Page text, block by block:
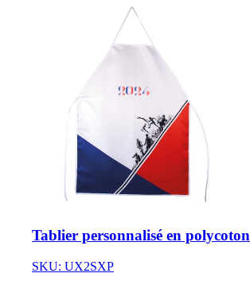
Tablier personnalisé en polycoton
SKU: UX2SXP